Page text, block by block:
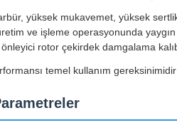
yüksek mukavemet, yüksek
ve işleme operasyonunda
rotor çekirdek damgalama
temel kullanım